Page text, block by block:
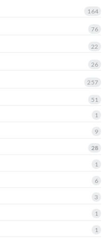
164
76
22
26
257
51
1
9
28
1
6
3
1
1